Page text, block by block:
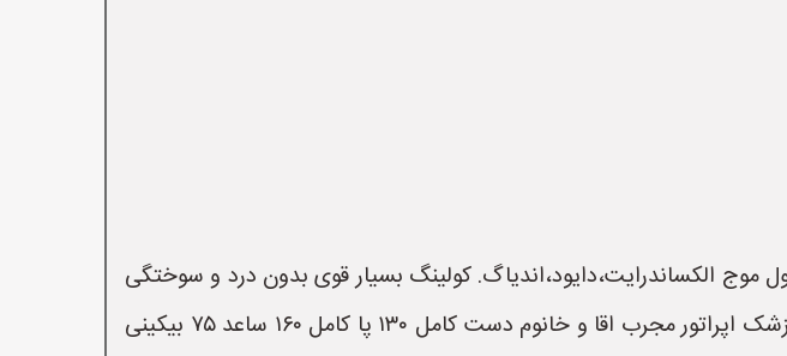
دستگاه پلاتینیوم پلاس ۲۰۲۲ و هرمیون ۲۰۲۳ دارای سه طول موج الکساندرایت،دایود،اندیاگ. کولینگ بسیار قوی بدون درد و سوختگی
مناسب برای تمام طیف پوستی از سفید تا تیره تعداد شات نامحدود تحت نظر پزشک اپراتور مجرب اقا و خانوم دست کامل ۱۳۰ پا کامل ۱۶۰ ساعد ۷۵ بیکینی